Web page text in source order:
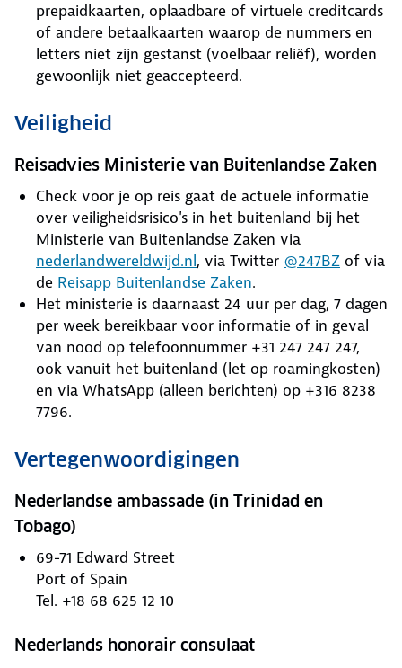
prepaidkaarten, oplaadbare of virtuele creditcards
of andere betaalkaarten waarop de nummers en
letters niet zijn gestanst (voelbaar reliëf), worden
gewoonlijk niet geaccepteerd.
Veiligheid
Reisadvies Ministerie van Buitenlandse Zaken
Check voor je op reis gaat de actuele informatie
over veiligheidsrisico's in het buitenland bij het
Ministerie van Buitenlandse Zaken via
nederlandwereldwijd.nl, via Twitter @247BZ of via
de Reisapp Buitenlandse Zaken.
Het ministerie is daarnaast 24 uur per dag, 7 dagen
per week bereikbaar voor informatie of in geval
van nood op telefoonnummer +31 247 247 247,
ook vanuit het buitenland (let op roamingkosten)
en via WhatsApp (alleen berichten) op +316 8238
7796.
Vertegenwoordigingen
Nederlandse ambassade (in Trinidad en
Tobago)
69-71 Edward Street
Port of Spain
Tel. +18 68 625 12 10
Nederlands honorair consulaat